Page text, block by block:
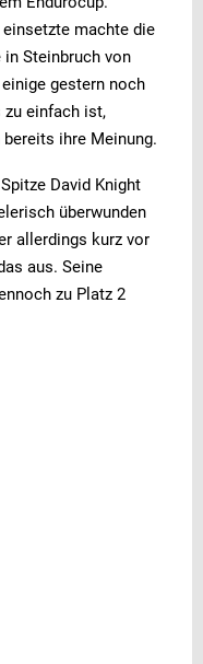
machte die
in Steinbruch von
gestern noch
zu einfach ist,
ihre Meinung.
David Knight
überwunden
allerdings kurz vor
aus. Seine
zu Platz 2